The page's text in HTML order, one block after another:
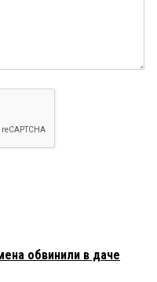
обвинили в даче